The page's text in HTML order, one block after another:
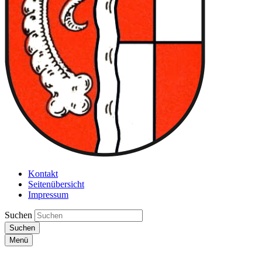
Kontakt
Seitenübersicht
Impressum
Suchen
Suchen
Menü